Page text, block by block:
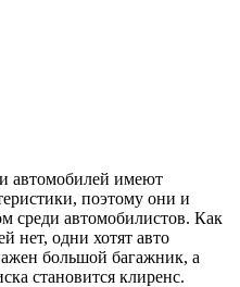
автомобилей имеют
поэтому они и
среди автомобилистов. Как
нет, одни хотят авто
большой багажник, а
становится клиренс.